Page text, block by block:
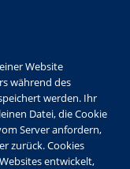
Website
während des
werden. Ihr
Datei, die Cookie
Server anfordern,
zurück. Cookies
entwickelt,